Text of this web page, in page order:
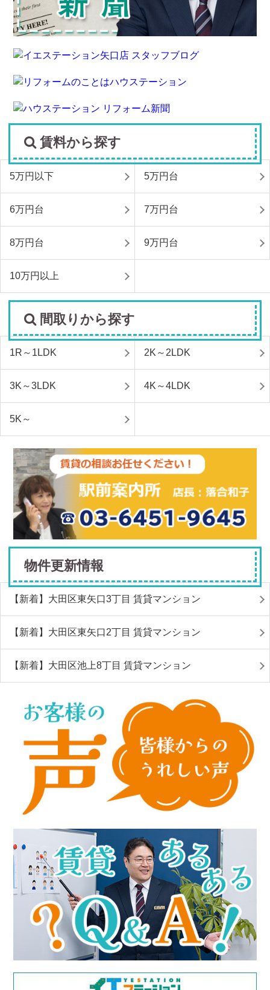
賃料から探す
5万円以下 5万円台
6万円台 7万円台
8万円台 9万円台
10万円以上
間取りから探す
1R～1LDK 2K～2LDK
3K～3LDK 4K～4LDK
5K～
物件更新情報
【新着】大田区東矢口3丁目 賃貸マンション
【新着】大田区東矢口2丁目 賃貸マンション
【新着】大田区池上8丁目 賃貸マンション